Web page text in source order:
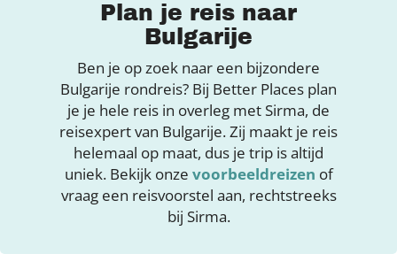
Plan je reis naar
Bulgarije
Ben je op zoek naar een bijzondere
Bulgarije rondreis? Bij Better Places plan
je je hele reis in overleg met Sirma, de
reisexpert van Bulgarije. Zij maakt je reis
helemaal op maat, dus je trip is altijd
uniek. Bekijk onze voorbeeldreizen of
vraag een reisvoorstel aan, rechtstreeks
bij Sirma.